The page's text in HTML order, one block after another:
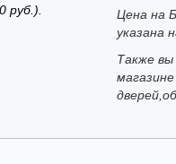
руб.).
Цена на
указана
Также